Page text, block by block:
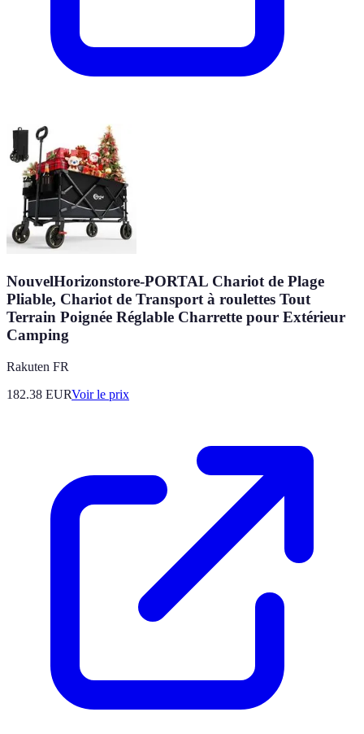
NouvelHorizonstore-PORTAL Chariot de Plage
Pliable, Chariot de Transport à roulettes Tout
Terrain Poignée Réglable Charrette pour Extérieur
Camping
Rakuten FR
182.38 EURVoir le prix